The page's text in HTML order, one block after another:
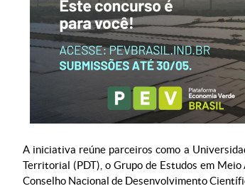
A iniciativa reúne parceiros como a
Territorial (PDT), o Grupo de Estudos em
Conselho Nacional de Desenvolvimento